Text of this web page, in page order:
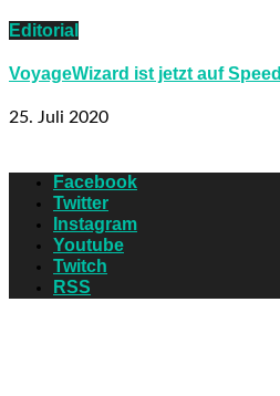
Editorial
VoyageWizard ist jetzt auf Speed
25. Juli 2020
Facebook
Twitter
Instagram
Youtube
Twitch
RSS